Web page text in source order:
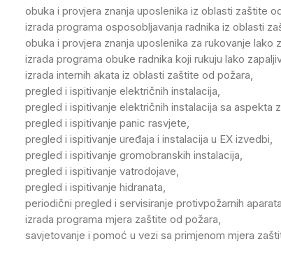
obuka i provjera znanja uposlenika iz oblasti zaštite
izrada programa osposobljavanja radnika iz oblasti
obuka i provjera znanja uposlenika za rukovanje lako
izrada programa obuke radnika koji rukuju lako
izrada internih akata iz oblasti zaštite od požara,
pregled i ispitivanje električnih instalacija,
pregled i ispitivanje električnih instalacija sa
pregled i ispitivanje panic rasvjete,
pregled i ispitivanje uređaja i instalacija u EX izvedbi,
pregled i ispitivanje gromobranskih instalacija,
pregled i ispitivanje vatrodojave,
pregled i ispitivanje hidranata,
periodični pregled i servisiranje protivpožarnih
izrada programa mjera zaštite od požara,
savjetovanje i pomoć u vezi sa primjenom mjera